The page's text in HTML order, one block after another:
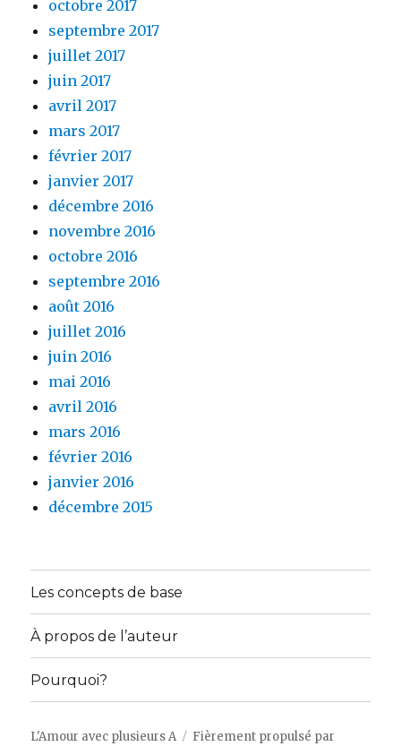
octobre 2017
septembre 2017
juillet 2017
juin 2017
avril 2017
mars 2017
février 2017
janvier 2017
décembre 2016
novembre 2016
octobre 2016
septembre 2016
août 2016
juillet 2016
juin 2016
mai 2016
avril 2016
mars 2016
février 2016
janvier 2016
décembre 2015
Les concepts de base
À propos de l’auteur
Pourquoi?
L'Amour avec plusieurs A Fièrement propulsé par